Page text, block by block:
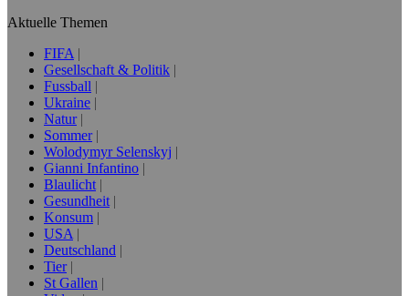
Aktuelle Themen
FIFA
Gesellschaft & Politik
Fussball
Ukraine
Natur
Sommer
Wolodymyr Selenskyj
Gianni Infantino
Blaulicht
Gesundheit
Konsum
USA
Deutschland
Tier
St Gallen